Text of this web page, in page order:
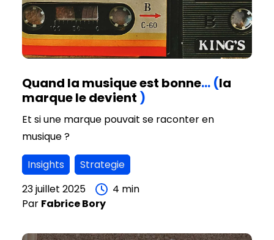
Quand la musique est bonne… (la
marque le devient )
Et si une marque pouvait se raconter en
musique ?
Insights
Strategie
23 juillet 2025
4 min
Par FabriceBory